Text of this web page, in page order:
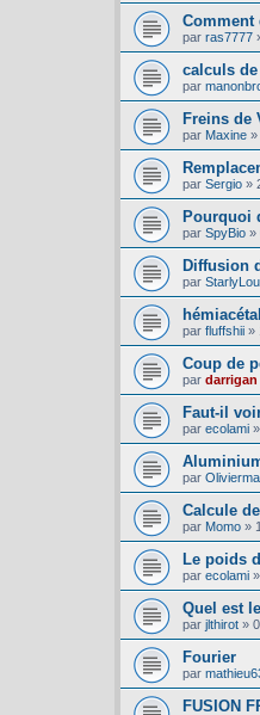
Comment
par ras7777
calculs
par
Freins de
par Maxine »
par Sergio »
Pourquoi
par SpyBio »
Diffusion
par
par fluffshii »
Coup de
par darrigan
Faut-il
par ecolami »
par
Calcule
par Momo »
Le poids
par ecolami »
Quel est
par jlthirot »
Fourier
par
FUSION